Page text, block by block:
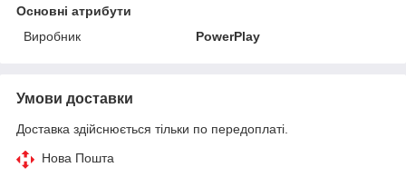
Основні атрибути
Виробник
PowerPlay
Умови доставки
Доставка здійснюється тільки по передоплаті.
Нова Пошта